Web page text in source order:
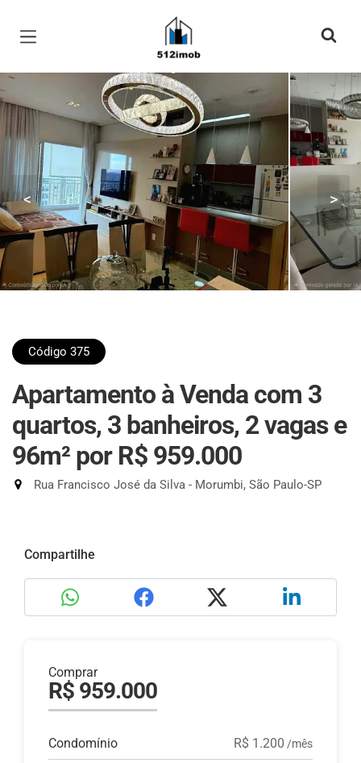
Página inicial
< >
Código 375
Apartamento à Venda com 3
quartos, 3 banheiros, 2 vagas e
96m² por R$ 959.000
Rua Francisco José da Silva - Morumbi, São Paulo-SP
Compartilhe
Comprar
R$ 959.000
Condomínio R$ 1.200 /mês